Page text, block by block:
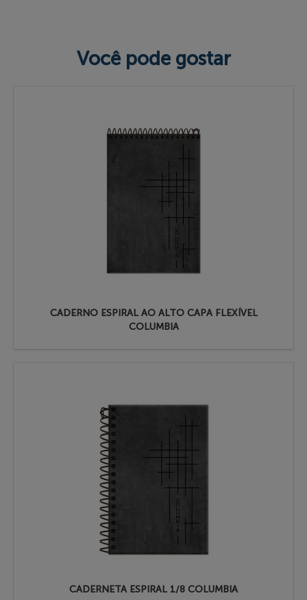
Você pode gostar
CADERNO ESPIRAL AO ALTO CAPA FLEXÍVEL
COLUMBIA
CADERNETA ESPIRAL 1/8 COLUMBIA